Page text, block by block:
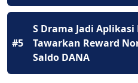
#5
S Drama Jadi
Tawarkan Reward
Saldo DANA